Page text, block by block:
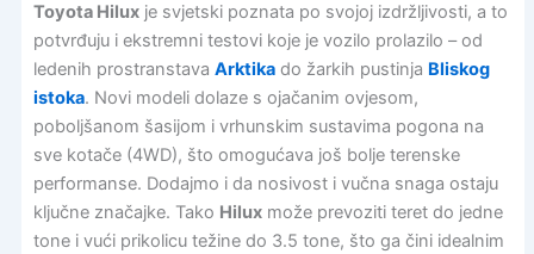
Toyota Hiluxje svjetski poznata po svojoj izdržljivosti, a to
potvrđuju i ekstremni testovi koje je vozilo prolazilo – od
ledenih prostranstava Arktikado žarkih pustinja Bliskog
istoka. Novi modeli dolaze s ojačanim ovjesom,
poboljšanom šasijom i vrhunskim sustavima pogona na
sve kotače (4WD), što omogućava još bolje terenske
performanse. Dodajmo i da nosivost i vučna snaga ostaju
ključne značajke. Tako Hiluxmože prevoziti teret do jedne
tone i vući prikolicu težine do 3.5 tone, što ga čini idealnim